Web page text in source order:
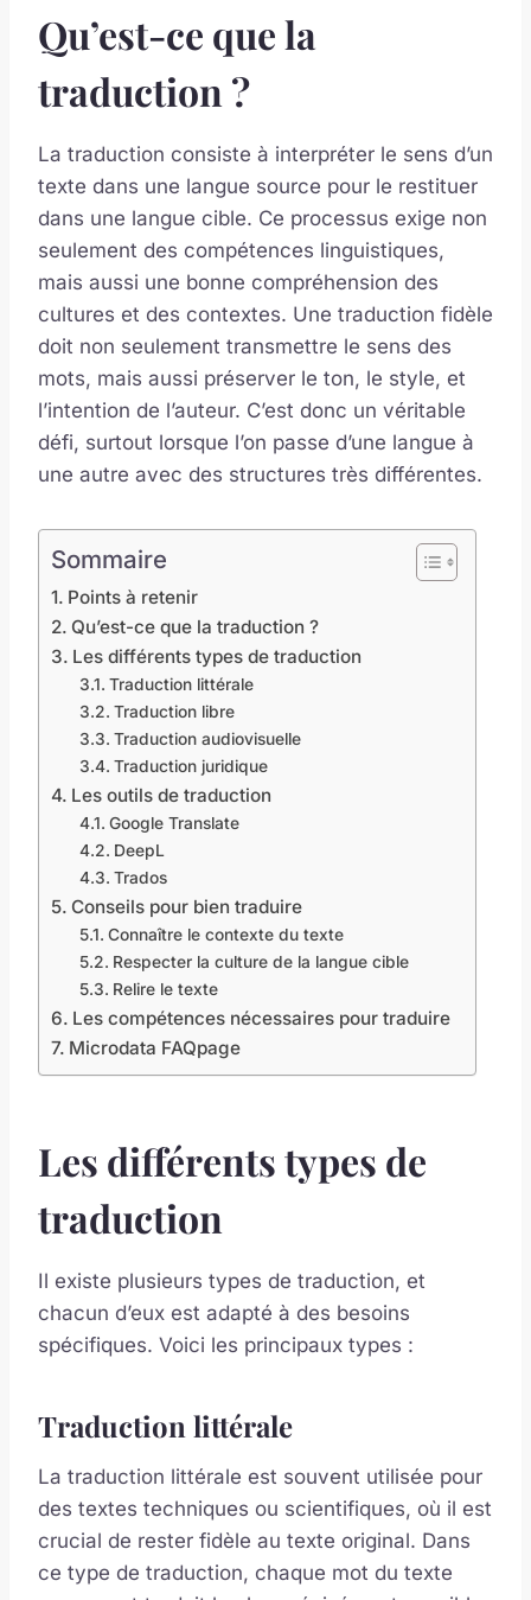
Qu’est-ce que la
traduction ?
La traduction consiste à interpréter le sens d’un
texte dans une langue source pour le restituer
dans une langue cible. Ce processus exige non
seulement des compétences linguistiques,
mais aussi une bonne compréhension des
cultures et des contextes. Une traduction fidèle
doit non seulement transmettre le sens des
mots, mais aussi préserver le ton, le style, et
l’intention de l’auteur. C’est donc un véritable
défi, surtout lorsque l’on passe d’une langue à
une autre avec des structures très différentes.
Sommaire
Points à retenir
Qu’est-ce que la traduction ?
Les différents types de traduction
Traduction littérale
Traduction libre
Traduction audiovisuelle
Traduction juridique
Les outils de traduction
Google Translate
DeepL
Trados
Conseils pour bien traduire
Connaître le contexte du texte
Respecter la culture de la langue cible
Relire le texte
Les compétences nécessaires pour traduire
Microdata FAQpage
Les différents types de
traduction
Il existe plusieurs types de traduction, et
chacun d’eux est adapté à des besoins
spécifiques. Voici les principaux types :
Traduction littérale
La traduction littérale est souvent utilisée pour
des textes techniques ou scientifiques, où il est
crucial de rester fidèle au texte original. Dans
ce type de traduction, chaque mot du texte